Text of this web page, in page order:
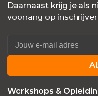
Daarnaast krijg je als
voorrang op
Workshops &